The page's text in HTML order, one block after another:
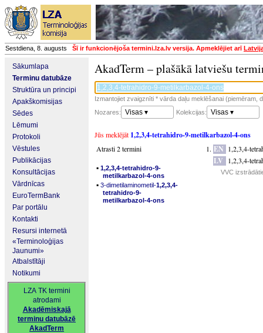
Sestdiena, 8. augusts Šī ir funkcionējoša termini.lza.lv versija. Apmeklējiet arī
Sākumlapa
Terminu datubāze
Struktūra un principi
Apakškomisijas
Sēdes
Lēmumi
Protokoli
Vēstules
Publikācijas
Konsultācijas
Vārdnīcas
EuroTermBank
Par portālu
Kontakti
Resursi internetā
«Terminoloģijas
Jaunumi»
Atbalstītāji
Notikumi
LZA TK termini
atrodami
Akadēmiskajā
terminu datubāzē
AkadTerm
AkadTerm – plašākā latviešu
Izmantojiet zvaigznīti * vārda daļu meklēšanai (piemēram,
Nozares:
Visas ▾ Kolekcijas: Visas ▾
Jūs meklējāt 1,2,3,4-tetrahidro-9-metilkarbazol-4-ons
Atrasti 2 termini
▪ 1,2,3,4-tetrahidro-9-
metilkarbazol-4-ons
▪ 3-dimetilaminometil-1,2,3,4-
tetrahidro-9-
metilkarbazol-4-ons
EN 1,2,3,4-
LV 1,2,3,4-
VVC